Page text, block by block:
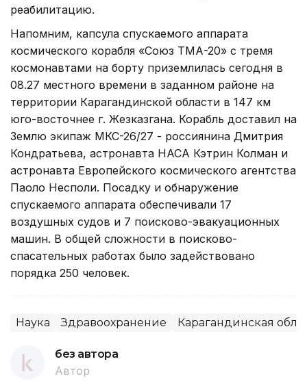
реабилитацию.
Напомним, капсула спускаемого аппарата
космического корабля «Союз ТМА-20» с тремя
космонавтами на борту приземлилась сегодня в
08.27 местного времени в заданном районе на
территории Карагандинской области в 147 км
юго-восточнее г. Жезказгана. Корабль доставил на
Землю экипаж МКС-26/27 - россиянина Дмитрия
Кондратьева, астронавта НАСА Кэтрин Колман и
астронавта Европейского космического агентства
Паоло Несполи. Посадку и обнаружение
спускаемого аппарата обеспечивали 17
воздушных судов и 7 поисково-эвакуационных
машин. В общей сложности в поисково-
спасательных работах было задействовано
порядка 250 человек.
Наука Здравоохранение Карагандинская
без автора
Автор